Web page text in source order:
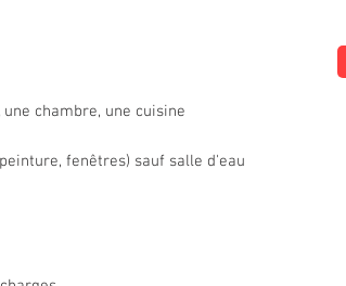
chambre, une cuisine
fenêtres) sauf salle d'eau